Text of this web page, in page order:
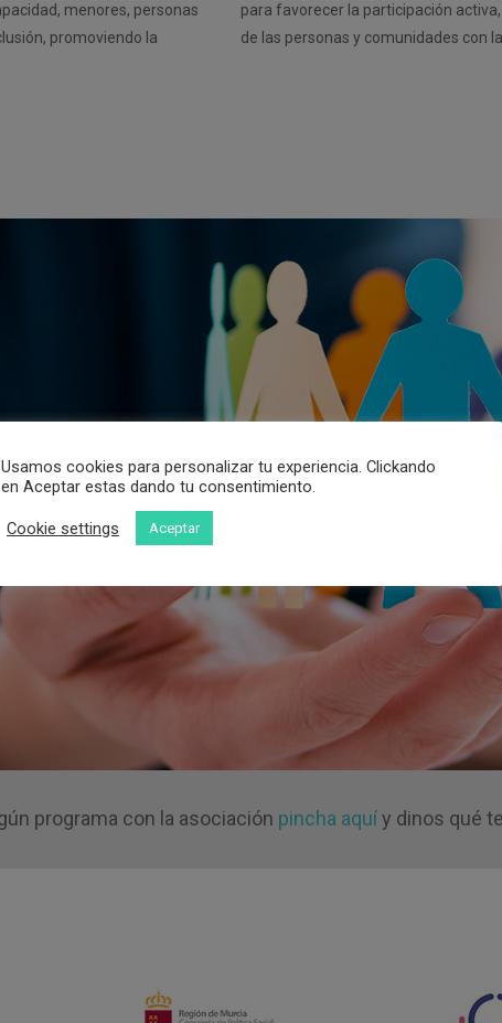
menores, personas
promoviendo la
para favorecer la participación
de las personas y comunidades con
programa con la asociación pincha aquíy dinos qué
Usamos cookies para personalizar tu experiencia. Clickando
en Aceptar estas dando tu consentimiento.
Cookie settings Aceptar